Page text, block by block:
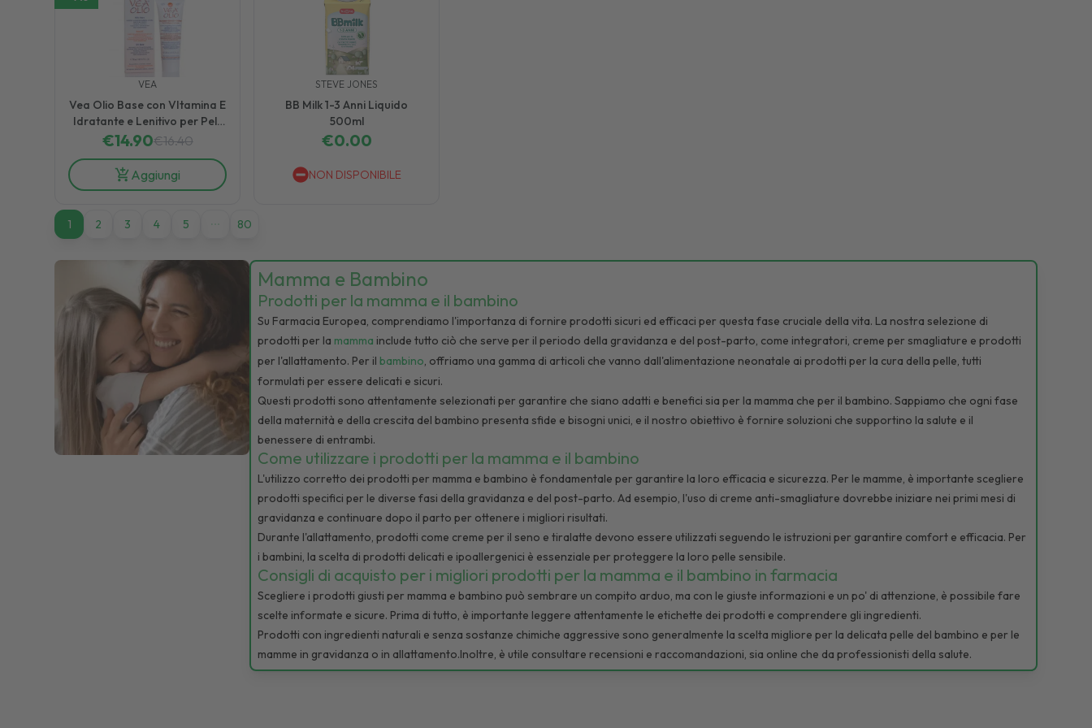
VEA
Vea Olio Base con VItamina E
Idratante e Lenitivo per Pelli
Secche 20 ml
€14.90€16.40
Aggiungi
STEVE JONES
BB Milk 1-3 Anni Liquido
500ml
€0.00
NON DISPONIBILE
11 2 3 4 5 80
Mamma e Bambino
Prodotti per la mamma e il bambino
Su Farmacia Europea, comprendiamo l'importanza di fornire prodotti sicuri ed efficaci per questa fase cruciale della vita. La nostra selezione di
prodotti per la mamma include tutto ciò che serve per il periodo della gravidanza e del post-parto, come integratori, creme per smagliature e prodotti
per l'allattamento. Per il bambino, offriamo una gamma di articoli che vanno dall'alimentazione neonatale ai prodotti per la cura della pelle, tutti
formulati per essere delicati e sicuri.
Questi prodotti sono attentamente selezionati per garantire che siano adatti e benefici sia per la mamma che per il bambino. Sappiamo che ogni fase
della maternità e della crescita del bambino presenta sfide e bisogni unici, e il nostro obiettivo è fornire soluzioni che supportino la salute e il
benessere di entrambi.
Come utilizzare i prodotti per la mamma e il bambino
L'utilizzo corretto dei prodotti per mamma e bambino è fondamentale per garantire la loro efficacia e sicurezza. Per le mamme, è importante scegliere
prodotti specifici per le diverse fasi della gravidanza e del post-parto. Ad esempio, l'uso di creme anti-smagliature dovrebbe iniziare nei primi mesi di
gravidanza e continuare dopo il parto per ottenere i migliori risultati.
Durante l'allattamento, prodotti come creme per il seno e tiralatte devono essere utilizzati seguendo le istruzioni per garantire comfort e efficacia. Per
i bambini, la scelta di prodotti delicati e ipoallergenici è essenziale per proteggere la loro pelle sensibile.
Consigli di acquisto per i migliori prodotti per la mamma e il bambino in farmacia
Scegliere i prodotti giusti per mamma e bambino può sembrare un compito arduo, ma con le giuste informazioni e un po' di attenzione, è possibile fare
scelte informate e sicure. Prima di tutto, è importante leggere attentamente le etichette dei prodotti e comprendere gli ingredienti.
Prodotti con ingredienti naturali e senza sostanze chimiche aggressive sono generalmente la scelta migliore per la delicata pelle del bambino e per le
mamme in gravidanza o in allattamento.Inoltre, è utile consultare recensioni e raccomandazioni, sia online che da professionisti della salute.